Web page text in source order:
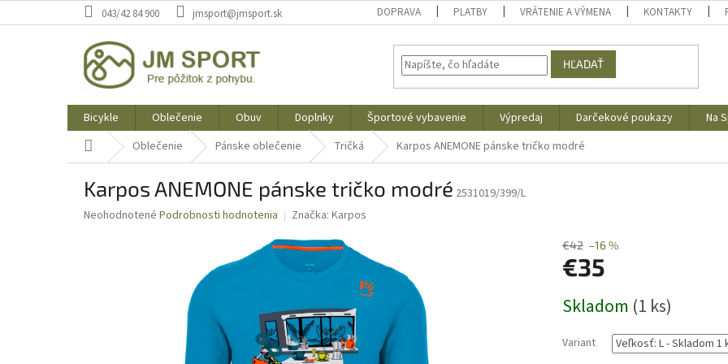
na
043/42 84 900 jmsport@jmsport.sk DOPRAVA PLATBY VRÁTENIE A VÝMENA KONTAKTY
HĽADAŤ
Bicykle Oblečenie Obuv Doplnky Športové vybavenie Výpredaj Darčekové poukazy Na
Domov Oblečenie Pánske oblečenie Tričká Karpos ANEMONE pánske tričko modré
Karpos ANEMONE pánske tričko modré 2531019/399/L
Priemerné
Neohodnotené Podrobnosti hodnotenia Značka: Karpos
€42 –16 %
€35
cena:
Skladom (1 ks)
Variant